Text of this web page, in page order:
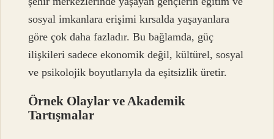
sosyal imkanlara erişimi kırsalda yaşayanlara
göre çok daha fazladır. Bu bağlamda, güç
ilişkileri sadece ekonomik değil, kültürel, sosyal
ve psikolojik boyutlarıyla da eşitsizlik üretir.
Örnek Olaylar ve Akademik
Tartışmalar